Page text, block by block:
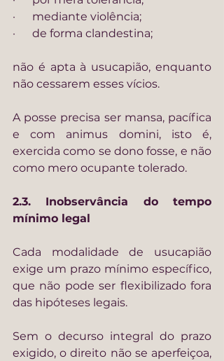
·      mediante violência;
·      de forma clandestina;
não é apta à usucapião, enquanto
não cessarem esses vícios.
A posse precisa ser mansa, pacífica
e com animus domini, isto é,
exercida como se dono fosse, e não
como mero ocupante tolerado.
2.3. Inobservância do tempo
mínimo legal
Cada modalidade de usucapião
exige um prazo mínimo específico,
que não pode ser flexibilizado fora
das hipóteses legais.
Sem o decurso integral do prazo
exigido, o direito não se aperfeiçoa,